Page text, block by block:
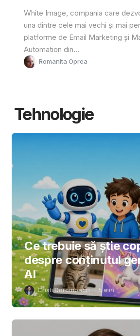
White Image, compania care
una dintre cele mai vechi și mai
platforme de Email Marketing și
Automation din...
Romanita Oprea
Tehnologie
Ce trebuie să știe
despre conținutul
AI
Cristi Dorombach 5 min